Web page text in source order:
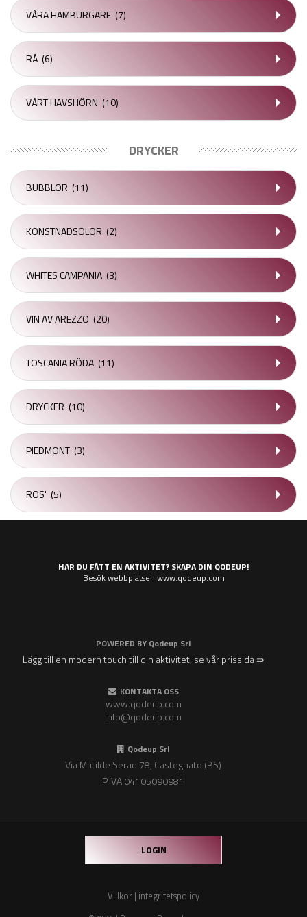
VÅRA HAMBURGARE (7)
RÅ (6)
VÅRT HAVSHÖRN (10)
DRYCKER
BUBBLOR (11)
KONSTNADSÖLOR (2)
WHITES CAMPANIA (3)
VIN AV AREZZO (20)
TOSCANIA RÖDA (11)
DRYCKER (10)
PIEDMONT (3)
ROS' (5)
HAR DU FÅTT EN AKTIVITET? SKAPA DIN QODEUP!
Besök webbplatsen www.qodeup.com
POWERED BY Qodeup Srl
Lägg till en modern touch till din aktivitet, se vår prissida ⇛
KONTAKTA OSS
www.qodeup.com
info@qodeup.com
Qodeup Srl
Via Matilde Serao 78, Castegnato (BS)
P.IVA 04105090981
LOGIN
Villkor | integritetspolicy